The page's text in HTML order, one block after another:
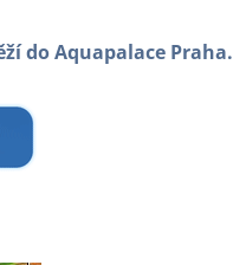
do Aquapalace Praha.